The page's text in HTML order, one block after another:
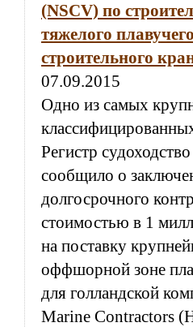
(NSCV) по
тяжелого
строительного
07.09.2015
Одно из самых
Регистр
сообщило о
долгосрочного
стоимостью в 1
на поставку
оффшорной зоне
для голландской
Marine Contractors